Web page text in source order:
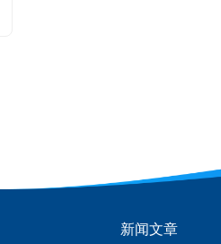
新闻文章